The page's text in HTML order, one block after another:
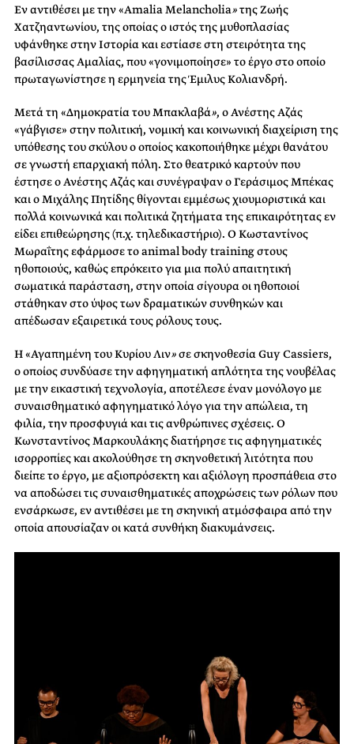
Εν αντιθέσει με την «Amalia Melancholia»της Ζωής
Χατζηαντωνίου, της οποίας ο ιστός της μυθοπλασίας
υφάνθηκε στην Ιστορία και εστίασε στη στειρότητα της
βασίλισσας Αμαλίας, που «γονιμοποίησε» το έργο στο οποίο
πρωταγωνίστησε η ερμηνεία της Έμιλυς Κολιανδρή.
Μετά τη «Δημοκρατία του Μπακλαβά», ο Ανέστης Αζάς
«γάβγισε» στην πολιτική, νομική και κοινωνική διαχείριση της
υπόθεσης του σκύλου ο οποίος κακοποιήθηκε μέχρι θανάτου
σε γνωστή επαρχιακή πόλη. Στο θεατρικό καρτούν που
έστησε ο Ανέστης Αζάς και συνέγραψαν ο Γεράσιμος Μπέκας
και ο Μιχάλης Πητίδης θίγονται εμμέσως χιουμοριστικά και
πολλά κοινωνικά και πολιτικά ζητήματα της επικαιρότητας εν
είδει επιθεώρησης (π.χ. τηλεδικαστήριο). Ο Κωσταντίνος
Μωραΐτης εφάρμοσε το animal body training στους
ηθοποιούς, καθώς επρόκειτο για μια πολύ απαιτητική
σωματικά παράσταση, στην οποία σίγουρα οι ηθοποιοί
στάθηκαν στο ύψος των δραματικών συνθηκών και
απέδωσαν εξαιρετικά τους ρόλους τους.
Η «Αγαπημένη του Κυρίου Λιν»σε σκηνοθεσία Guy Cassiers,
ο οποίος συνδύασε την αφηγηματική απλότητα της νουβέλας
με την εικαστική τεχνολογία, αποτέλεσε έναν μονόλογο με
συναισθηματικό αφηγηματικό λόγο για την απώλεια, τη
φιλία, την προσφυγιά και τις ανθρώπινες σχέσεις. Ο
Κωνσταντίνος Μαρκουλάκης διατήρησε τις αφηγηματικές
ισορροπίες και ακολούθησε τη σκηνοθετική λιτότητα που
διείπε το έργο, με αξιοπρόσεκτη και αξιόλογη προσπάθεια στο
να αποδώσει τις συναισθηματικές αποχρώσεις των ρόλων που
ενσάρκωσε, εν αντιθέσει με τη σκηνική ατμόσφαιρα από την
οποία απουσίαζαν οι κατά συνθήκη διακυμάνσεις.